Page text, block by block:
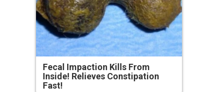
Fecal Impaction Kills From
Inside! Relieves Constipation
Fast!